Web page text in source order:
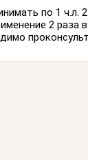
по 1 ч.л.
2 раза